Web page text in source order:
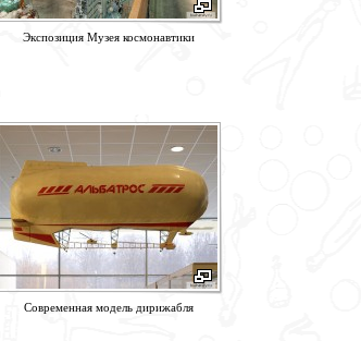
Экспозиция Музея космонавтики
Современная модель дирижабля